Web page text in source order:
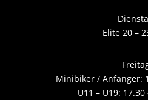
Elite 20 –
Minibiker / Anfänger:
U11 – U19: